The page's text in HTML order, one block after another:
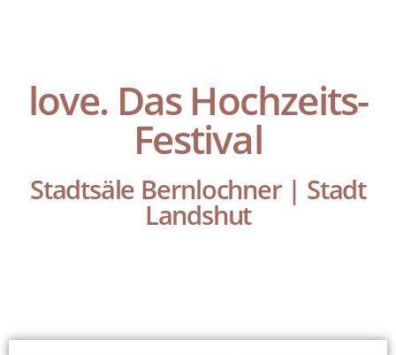
love. Das Hochzeits-
Festival
Stadtsäle Bernlochner | Stadt
Landshut